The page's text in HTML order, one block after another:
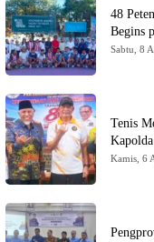
48
Begins
Sabtu, 8
Tenis
Kamis, 6